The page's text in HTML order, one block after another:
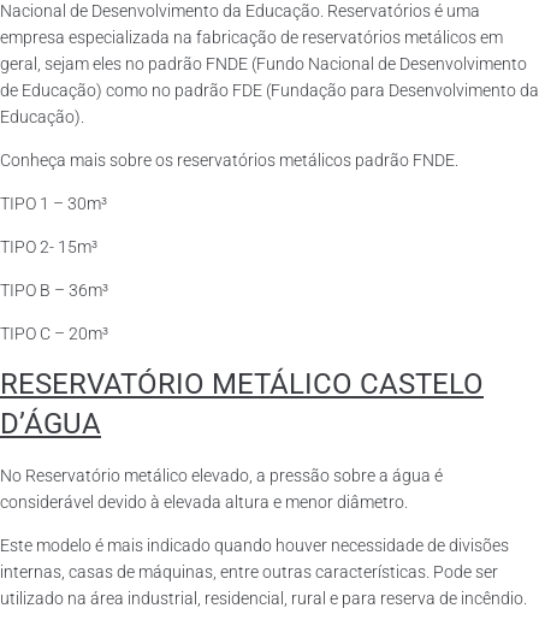
Nacional de Desenvolvimento da Educação. Reservatórios é uma
empresa especializada na fabricação de reservatórios metálicos em
geral, sejam eles no padrão FNDE (Fundo Nacional de Desenvolvimento
de Educação) como no padrão FDE (Fundação para Desenvolvimento da
Educação).
Conheça mais sobre os reservatórios metálicos padrão FNDE.
TIPO 1 – 30m³
TIPO 2- 15m³
TIPO B – 36m³
TIPO C – 20m³
RESERVATÓRIO METÁLICO CASTELO
D’ÁGUA
No Reservatório metálico elevado, a pressão sobre a água é
considerável devido à elevada altura e menor diâmetro.
Este modelo é mais indicado quando houver necessidade de divisões
internas, casas de máquinas, entre outras características. Pode ser
utilizado na área industrial, residencial, rural e para reserva de incêndio.